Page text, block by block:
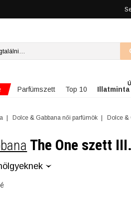
Parfümszett Top 10 Illatminta
Dolce & Gabbana női parfümök Dolce &
The One szett III.